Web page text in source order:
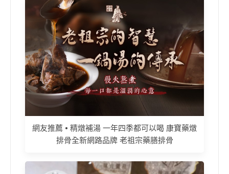
網友推薦 • 精燉補湯 一年四季都可以喝 康寶藥燉
排骨全新網路品牌 老祖宗藥膳排骨